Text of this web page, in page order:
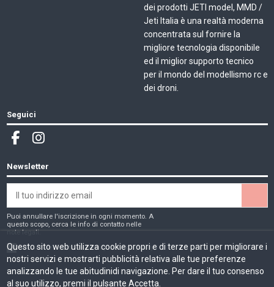
dei prodotti JETI model, MMD /
Jeti Italia è una realtà moderna
concentrata sul fornire la
migliore tecnologia disponibile
ed il miglior supporto tecnico
per il mondo del modellismo rc e
dei droni.
Questo sito web utilizza cookie propri e di terze parti per migliorare i
nostri servizi e mostrarti pubblicità relativa alle tue preferenze
analizzando le tue abitudinidi navigazione. Per dare il tuo consenso
al suo utilizzo, premi il pulsante Accetta.
Seguici
Newsletter
Puoi annullare l'iscrizione in ogni momento. A
questo scopo, cerca le info di contatto nelle
note legali.
Ho letto e accetto la privacy e cookie policy